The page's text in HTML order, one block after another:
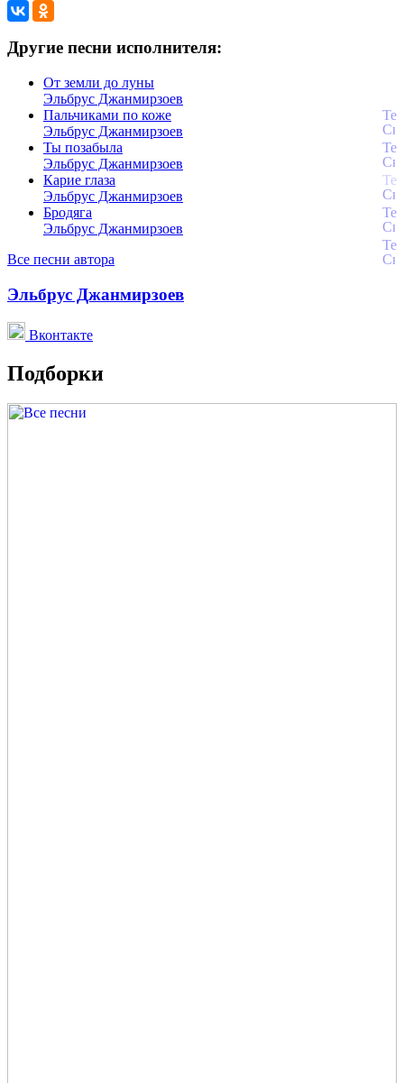
Другие песни исполнителя:
От земли до луны
Эльбрус Джанмирзоев
Пальчиками по коже
Эльбрус Джанмирзоев
Ты позабыла
Эльбрус Джанмирзоев
Карие глаза
Эльбрус Джанмирзоев
Бродяга
Эльбрус Джанмирзоев
Все песни автора
Эльбрус Джанмирзоев
Вконтакте
Подборки